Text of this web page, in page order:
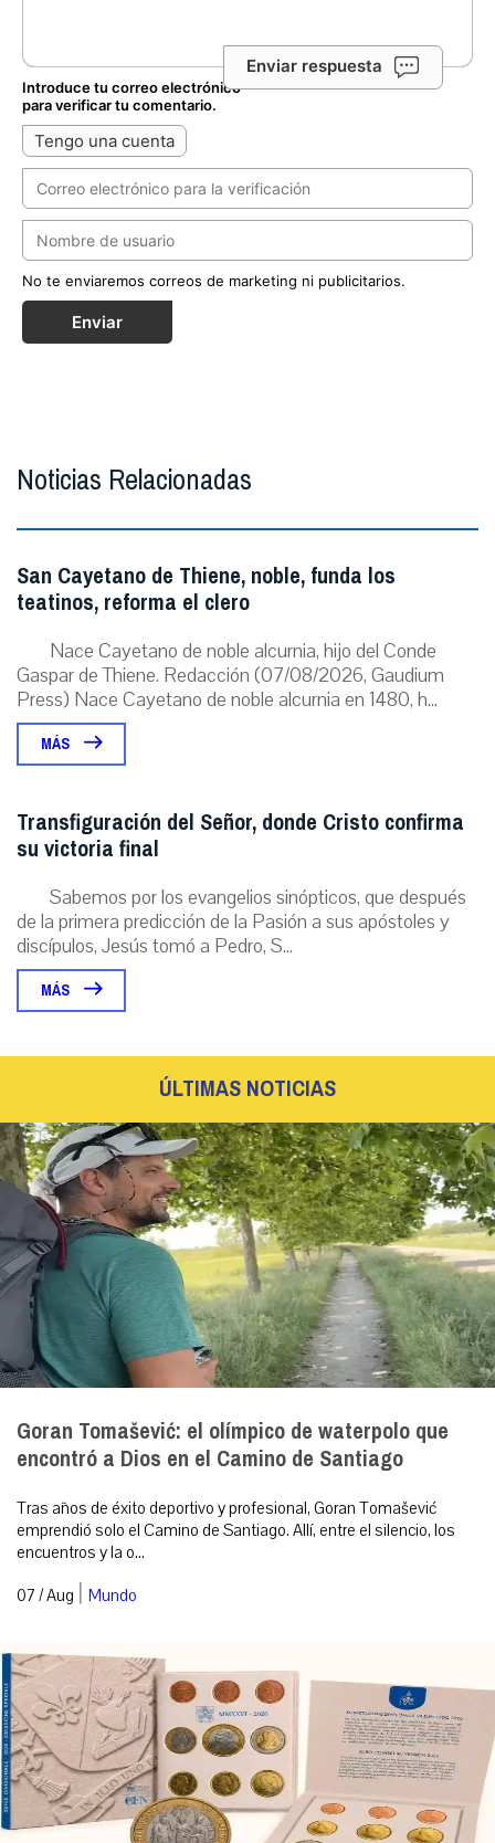
Enviar respuesta
Introduce tu correo electrónico
para verificar tu comentario.
Tengo una cuenta
No te enviaremos correos de marketing ni publicitarios.
Enviar
Noticias Relacionadas
San Cayetano de Thiene, noble, funda los
teatinos, reforma el clero
Nace Cayetano de noble alcurnia, hijo del Conde
Gaspar de Thiene. Redacción (07/08/2026, Gaudium
Press) Nace Cayetano de noble alcurnia en 1480, h...
MÁS
Transfiguración del Señor, donde Cristo confirma
su victoria final
Sabemos por los evangelios sinópticos, que después
de la primera predicción de la Pasión a sus apóstoles y
discípulos, Jesús tomó a Pedro, S...
MÁS
ÚLTIMAS NOTICIAS
Goran Tomašević: el olímpico de waterpolo que
encontró a Dios en el Camino de Santiago
Tras años de éxito deportivo y profesional, Goran Tomašević
emprendió solo el Camino de Santiago. Allí, entre el silencio, los
encuentros y la o...
07 / Aug | Mundo